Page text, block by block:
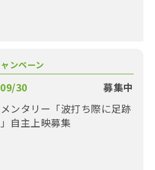
ンペーン
30
募集中
ンタリー「波打ち際に足跡
自主上映募集